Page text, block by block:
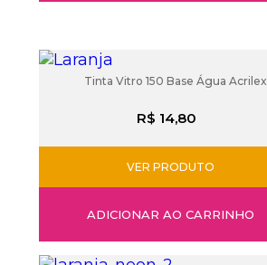
Tinta Vitro 150 Base Água Acrilex
R$ 14,80
VER PRODUTO
ADICIONAR AO CARRINHO